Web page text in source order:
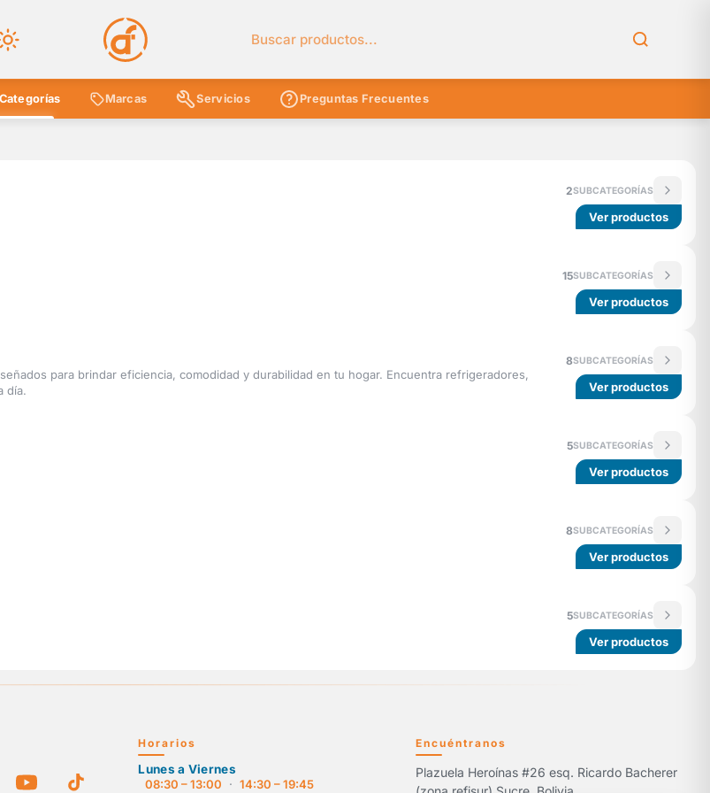
Buscar en el catálogo
Categorías Marcas Servicios Preguntas Frecuentes
2SUBCATEGORÍAS
Ver productos
15SUBCATEGORÍAS
Ver productos
para brindar eficiencia, comodidad y durabilidad en tu hogar. Encuentra refrigeradores,
día.
8SUBCATEGORÍAS
Ver productos
5SUBCATEGORÍAS
Ver productos
8SUBCATEGORÍAS
Ver productos
5SUBCATEGORÍAS
Ver productos
Horarios
Lunes a Viernes
08:30 – 13:00
· 14:30 – 19:45
Encuéntranos
Plazuela Heroínas #26 esq. Ricardo Bacherer